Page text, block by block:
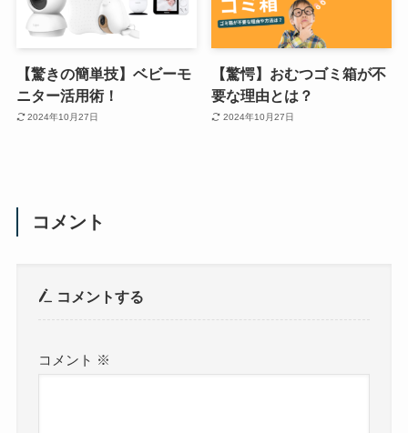
【驚きの簡単技】ベビーモ
ニター活用術！
2024年10月27日
【驚愕】おむつゴミ箱が不
要な理由とは？
2024年10月27日
コメント
コメントする
コメント ※